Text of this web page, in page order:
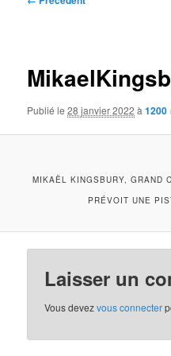
Publié le28 janvier 2022 à1200
MIKAËL KINGSBURY, GRAND
PRÉVOIT UNE
Laisser un
Vous devezvous connecter